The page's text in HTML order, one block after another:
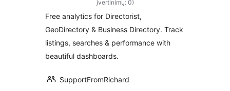
įvertinimų: 0)
Free analytics for Directorist,
GeoDirectory & Business Directory. Track
listings, searches & performance with
beautiful dashboards.
SupportFromRichard